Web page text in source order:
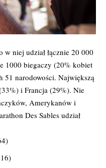
niej udział łącznie 20 000
1000 biegaczy (20% kobiet
51 narodowości. Największą
i Francja (29%). Nie
Amerykanów i
Des Sables udział